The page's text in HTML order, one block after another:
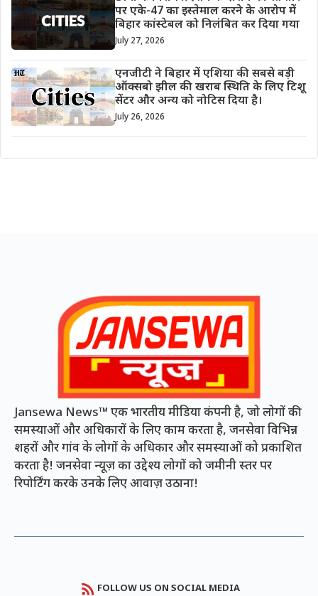
पर एके-47 का इस्तेमाल करने के आरोप में
बिहार कांस्टेबल को निलंबित कर दिया गया
July 27, 2026
एनजीटी ने बिहार में एशिया की सबसे बड़ी
ऑक्सबो झील की खराब स्थिति के लिए टिशू
सेंटर और अन्य को नोटिस दिया है।
July 26, 2026
Jansewa News™ एक भारतीय मीडिया कंपनी है, जो लोगों की
समस्याओं और अधिकारों के लिए काम करता है, जनसेवा विभिन्न
शहरों और गांव के लोगों के अधिकार और समस्याओं को प्रकाशित
करता है! जनसेवा न्यूज़ का उद्देश्य लोगों को जमीनी स्तर पर
रिपोर्टिंग करके उनके लिए आवाज़ उठाना!
FOLLOW US ON SOCIAL MEDIA